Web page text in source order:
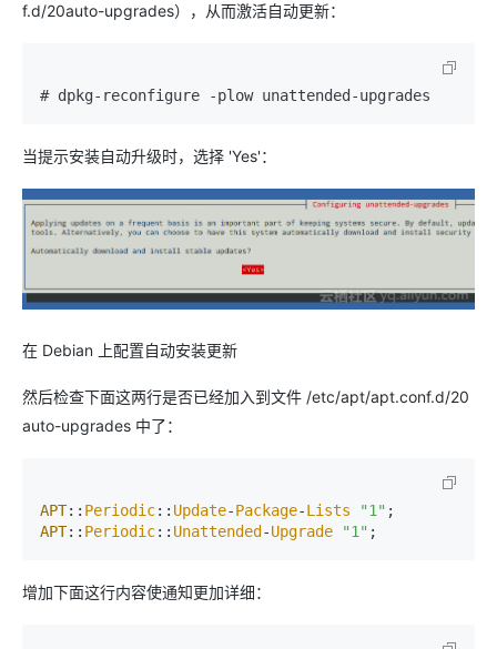
f.d/20auto-upgrades），从而激活自动更新：
当提示安装自动升级时，选择 'Yes'：
在 Debian 上配置自动安装更新
然后检查下面这两行是否已经加入到文件 /etc/apt/apt.conf.d/20
auto-upgrades 中了：
APT:: Periodic:: Update-Package-Lists "1"
APT:: Periodic:: Unattended -Upgrade "1"
增加下面这行内容使通知更加详细：